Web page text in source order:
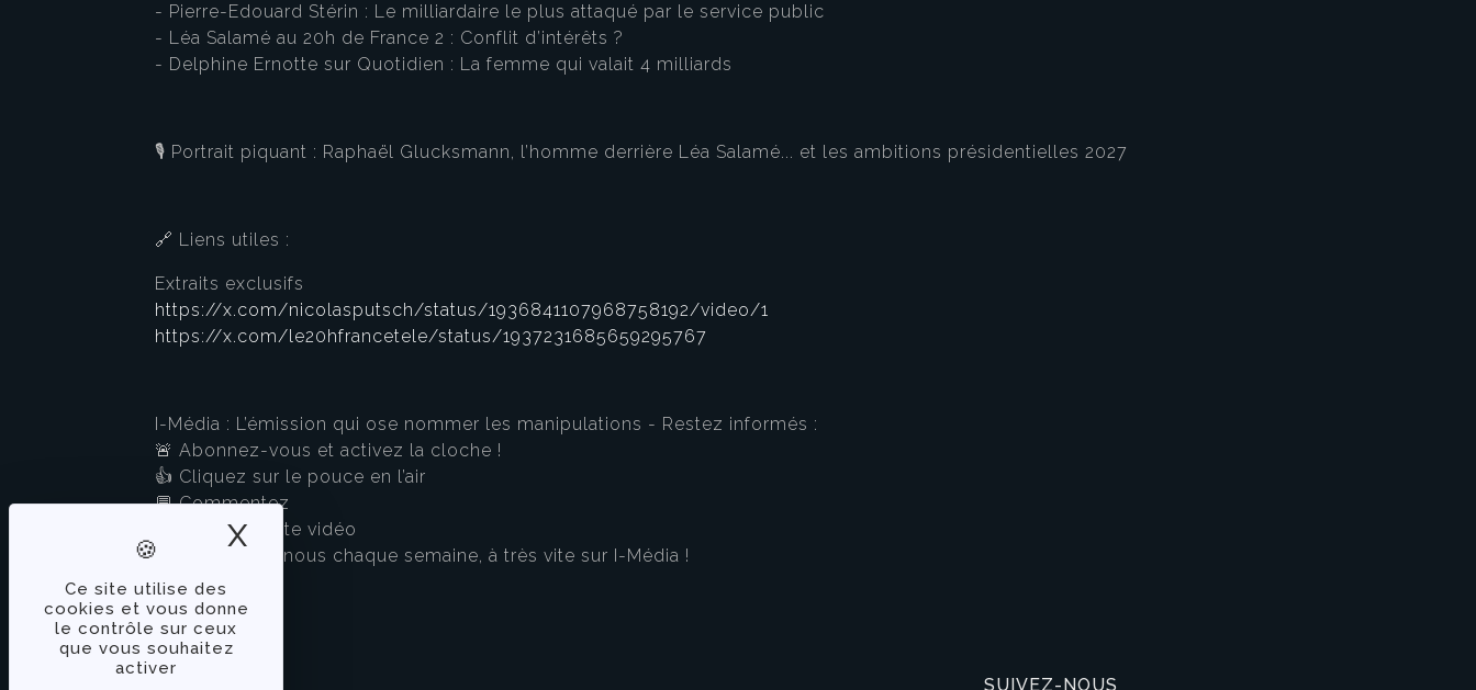
Ce site utilise des
cookies et vous donne
le contrôle sur ceux
que vous souhaitez
activer
X Masquer le bandeau des cookies
- Pierre-Edouard Stérin : Le milliardaire le plus attaqué par le service public
- Léa Salamé au 20h de France 2 : Conflit d’intérêts ?
- Delphine Ernotte sur Quotidien : La femme qui valait 4 milliards
🎙️ Portrait piquant : Raphaël Glucksmann, l’homme derrière Léa Salamé... et les ambitions présidentielles 2027
🔗 Liens utiles :
Extraits exclusifs
https://x.com/nicolasputsch/status/1936841107968758192/video/1
https://x.com/le20hfrancetele/status/1937231685659295767
I-Média : L’émission qui ose nommer les manipulations - Restez informés :
🚨 Abonnez-vous et activez la cloche !
👍 Cliquez sur le pouce en l’air
💬 Commentez
🔗 Relayez cette vidéo
👉 Retrouvez-nous chaque semaine, à très vite sur I-Média !
SUIVEZ-NOUS